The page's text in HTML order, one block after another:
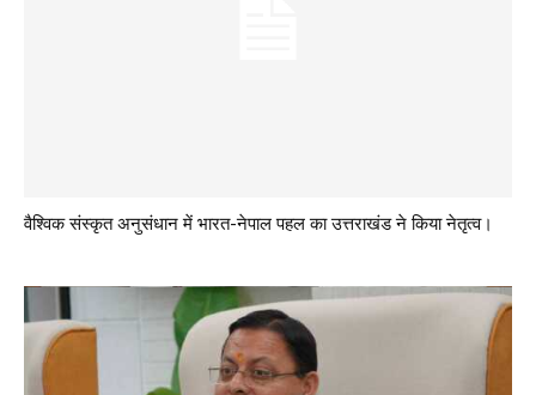
वैश्विक संस्कृत अनुसंधान में भारत-नेपाल पहल का उत्तराखंड ने किया नेतृत्व।